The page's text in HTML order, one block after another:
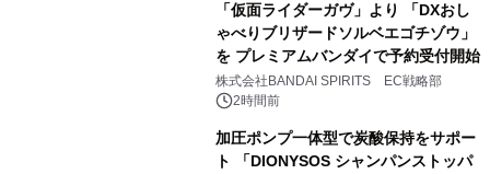
「仮面ライダーガヴ」より 「DXおし
ゃべりブリザードソルベエゴチゾウ」
を プレミアムバンダイで予約受付開始
株式会社BANDAI SPIRITS EC戦略部
2時間前
加圧ポンプ一体型で炭酸保持をサポー
ト 「DIONYSOS シャンパンストッパ